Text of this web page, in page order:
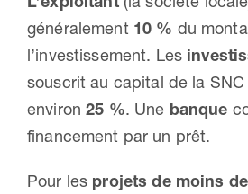
généralement 10 % du
l’investissement. Les
souscrit au capital de la
environ25 %. Une banque
financement par un prêt.
Pour les projets de moins